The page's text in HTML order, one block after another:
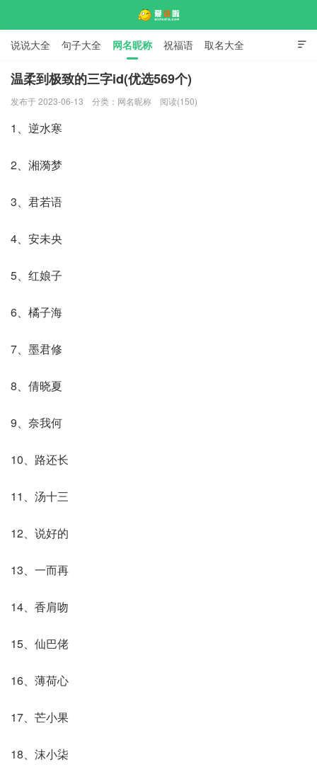

说说大全 句子大全 网名昵称 祝福语 取名大全
标语口号 签名大全
温柔到极致的三字id(优选569个)
发布于 2023-06-13 分类： 网名昵称 阅读(150)
1、逆水寒
2、湘漪梦
3、君若语
4、安未央
5、红娘子
6、橘子海
7、墨君修
8、倩晓夏
9、奈我何
10、路还长
11、汤十三
12、说好的
13、一而再
14、香肩吻
15、仙巴佬
16、薄荷心
17、芒小果
18、沫小柒